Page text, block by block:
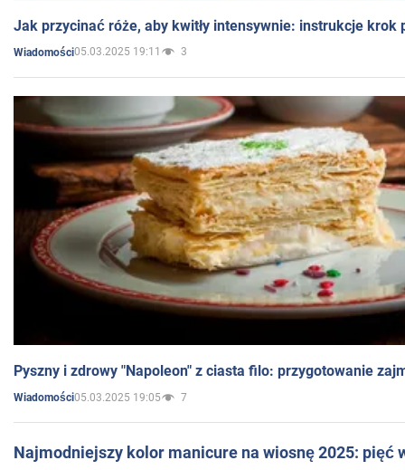
Jak przycinać róże, aby kwitły intensywnie: instrukcje krok
Wiadomości05.03.2025 19:11 3
Pyszny i zdrowy "Napoleon" z ciasta filo: przygotowanie
Wiadomości05.03.2025 19:05 7
Najmodniejszy kolor manicure na wiosnę 2025: pięć